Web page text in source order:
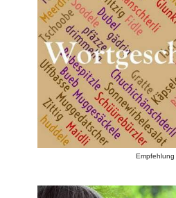
Empfehlung